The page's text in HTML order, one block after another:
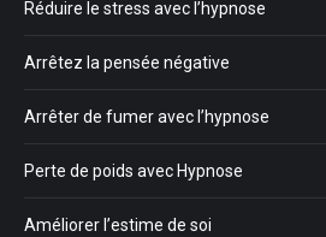
Réduire le stress avec l’hypnose
Arrêtez la pensée négative
Arrêter de fumer avec l’hypnose
Perte de poids avec Hypnose
Améliorer l’estime de soi